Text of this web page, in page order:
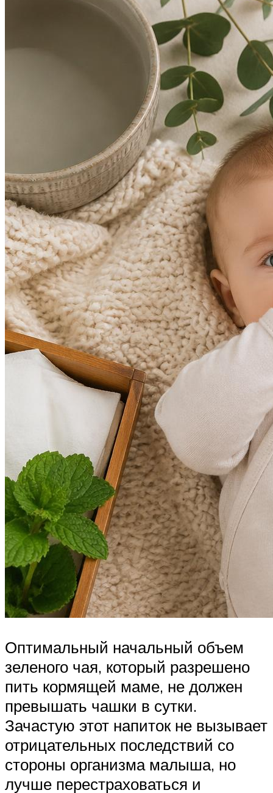
Оптимальный начальный объем
зеленого чая, который разрешено
пить кормящей маме, не должен
превышать чашки в сутки.
Зачастую этот напиток не вызывает
отрицательных последствий со
стороны организма малыша, но
лучше перестраховаться и